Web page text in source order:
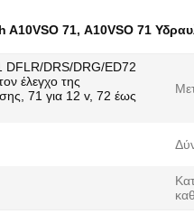
A10VSO 71, Α10VSO 71
DFLR/DRS/DRG/ED72
έλεγχο της
71 για 12 v, 72 έως